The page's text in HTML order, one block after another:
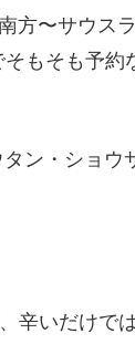
方〜サウス
もそも予約
ン・ショウ
辛いだけで